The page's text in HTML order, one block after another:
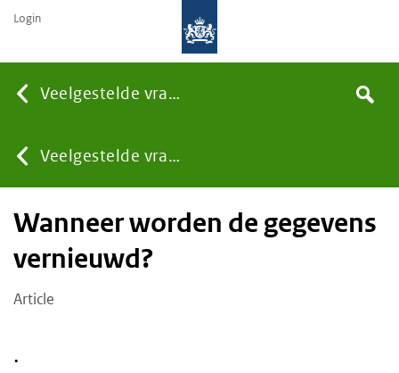
Veelgestelde vragen
You
are
Veelgestelde vragen
Search
Login
Wanneer worden de gegevens
vernieuwd?
Article
.